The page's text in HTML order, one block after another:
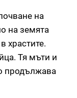
на
на земята
храстите.
Тя мъти и
продължава